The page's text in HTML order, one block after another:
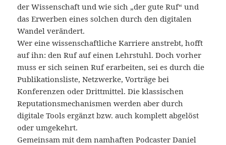
der Wissenschaft und wie sich „der gute Ruf“ und
das Erwerben eines solchen durch den digitalen
Wandel verändert.
Wer eine wissenschaftliche Karriere anstrebt, hofft
auf ihn: den Ruf auf einen Lehrstuhl. Doch vorher
muss er sich seinen Ruf erarbeiten, sei es durch die
Publikationsliste, Netzwerke, Vorträge bei
Konferenzen oder Drittmittel. Die klassischen
Reputationsmechanismen werden aber durch
digitale Tools ergänzt bzw. auch komplett abgelöst
oder umgekehrt.
Gemeinsam mit dem namhaften Podcaster Daniel